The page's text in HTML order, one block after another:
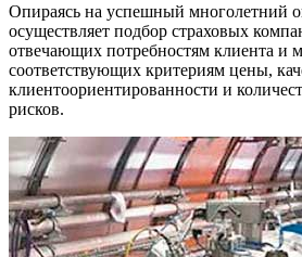
Опираясь на успешный многолетний
осуществляет подбор страховых
отвечающих потребностям клиента и
соответствующих критериям цены,
клиентоориентированности и
рисков.